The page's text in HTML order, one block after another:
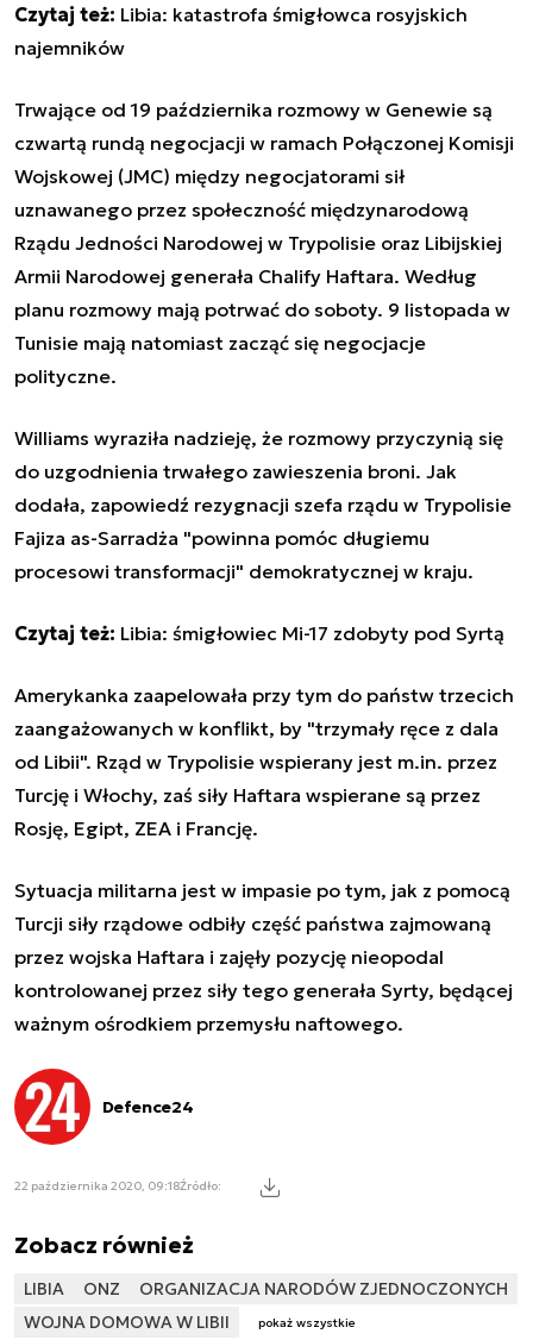
Czytaj też: Libia: katastrofa śmigłowca rosyjskich
najemników
Trwające od 19 października rozmowy w Genewie są
czwartą rundą negocjacji w ramach Połączonej Komisji
Wojskowej (JMC) między negocjatorami sił
uznawanego przez społeczność międzynarodową
Rządu Jedności Narodowej w Trypolisie oraz Libijskiej
Armii Narodowej generała Chalify Haftara. Według
planu rozmowy mają potrwać do soboty. 9 listopada w
Tunisie mają natomiast zacząć się negocjacje
polityczne.
Williams wyraziła nadzieję, że rozmowy przyczynią się
do uzgodnienia trwałego zawieszenia broni. Jak
dodała, zapowiedź rezygnacji szefa rządu w Trypolisie
Fajiza as-Sarradża "powinna pomóc długiemu
procesowi transformacji" demokratycznej w kraju.
Czytaj też: Libia: śmigłowiec Mi-17 zdobyty pod Syrtą
Amerykanka zaapelowała przy tym do państw trzecich
zaangażowanych w konflikt, by "trzymały ręce z dala
od Libii". Rząd w Trypolisie wspierany jest m.in. przez
Turcję i Włochy, zaś siły Haftara wspierane są przez
Rosję, Egipt, ZEA i Francję.
Sytuacja militarna jest w impasie po tym, jak z pomocą
Turcji siły rządowe odbiły część państwa zajmowaną
przez wojska Haftara i zajęły pozycję nieopodal
kontrolowanej przez siły tego generała Syrty, będącej
ważnym ośrodkiem przemysłu naftowego.
Defence24
22 października 2020, 09:18Źródło:
Zobacz również
LIBIA ONZ
ORGANIZACJA NARODÓW ZJEDNOCZONYCH
WOJNA DOMOWA W LIBII
pokaż wszystkie